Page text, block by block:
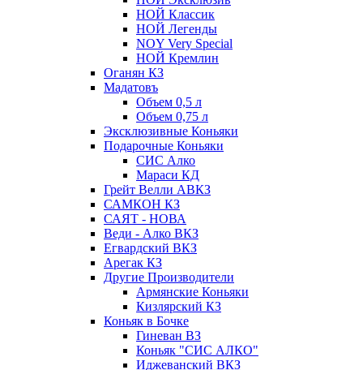
НОЙ Классик
НОЙ Легенды
NOY Very Speсial
НОЙ Кремлин
Оганян КЗ
Мадатовъ
Объем 0,5 л
Объем 0,75 л
Эксклюзивные Коньяки
Подарочные Коньяки
СИС Алко
Мараси КД
Грейт Велли АВКЗ
САМКОН КЗ
САЯТ - НОВА
Веди - Алко ВКЗ
Егвардский ВКЗ
Арегак КЗ
Другие Производители
Армянские Коньяки
Кизлярский КЗ
Коньяк в Бочке
Гиневан ВЗ
Коньяк "СИС АЛКО"
Иджеванский ВКЗ